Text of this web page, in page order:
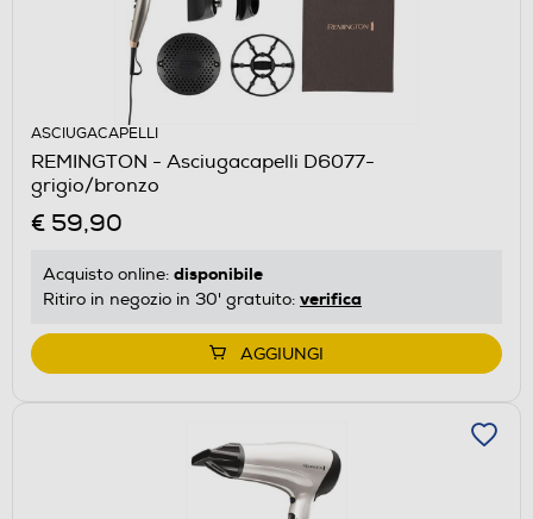
ASCIUGACAPELLI
REMINGTON - Asciugacapelli D6077-
grigio/bronzo
€ 59,90
Acquisto online: disponibile
Ritiro in negozio in 30' gratuito: verifica
AGGIUNGI